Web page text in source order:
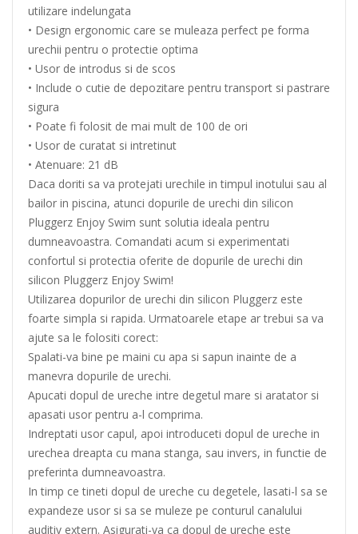
utilizare indelungata
• Design ergonomic care se muleaza perfect pe forma
urechii pentru o protectie optima
• Usor de introdus si de scos
• Include o cutie de depozitare pentru transport si pastrare
sigura
• Poate fi folosit de mai mult de 100 de ori
• Usor de curatat si intretinut
• Atenuare: 21 dB
Daca doriti sa va protejati urechile in timpul inotului sau al
bailor in piscina, atunci dopurile de urechi din silicon
Pluggerz Enjoy Swim sunt solutia ideala pentru
dumneavoastra. Comandati acum si experimentati
confortul si protectia oferite de dopurile de urechi din
silicon Pluggerz Enjoy Swim!
Utilizarea dopurilor de urechi din silicon Pluggerz este
foarte simpla si rapida. Urmatoarele etape ar trebui sa va
ajute sa le folositi corect:
Spalati-va bine pe maini cu apa si sapun inainte de a
manevra dopurile de urechi.
Apucati dopul de ureche intre degetul mare si aratator si
apasati usor pentru a-l comprima.
Indreptati usor capul, apoi introduceti dopul de ureche in
urechea dreapta cu mana stanga, sau invers, in functie de
preferinta dumneavoastra.
In timp ce tineti dopul de ureche cu degetele, lasati-l sa se
expandeze usor si sa se muleze pe conturul canalului
auditiv extern. Asigurati-va ca dopul de ureche este